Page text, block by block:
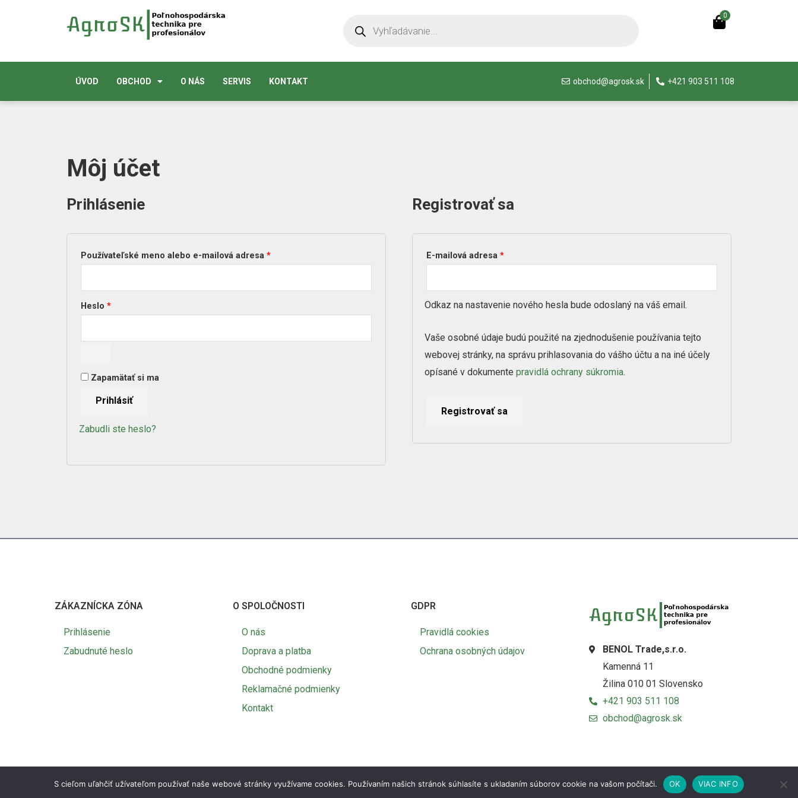
0
ÚVOD OBCHOD O NÁS SERVIS KONTAKT obchod@agrosk.sk +421 903 511 108
Môj účet
Prihlásenie
Používateľské meno alebo e-mailová adresa *
Heslo *
Zapamätať si ma
Prihlásiť
Zabudli ste heslo?
Registrovať sa
E-mailová adresa*
Odkaz na nastavenie nového hesla bude odoslaný na váš email.
Vaše osobné údaje budú použité na zjednodušenie používania tejto
webovej stránky, na správu prihlasovania do vášho účtu a na iné účely
opísané v dokumentepravidlá ochrany súkromia.
Registrovať sa
ZÁKAZNÍCKA ZÓNA
Prihlásenie
Zabudnuté heslo
O SPOLOČNOSTI
O nás
Doprava a platba
Obchodné podmienky
Reklamačné podmienky
Kontakt
GDPR
Pravidlá cookies
Ochrana osobných údajov
BENOL Trade,s.r.o.
Kamenná 11
Žilina 010 01 Slovensko
+421 903 511 108
obchod@agrosk.sk
© 2026 Agro SK | Marketing LiteTvorba e-shopov
S cieľom uľahčiť užívateľom používať naše webové stránky využívame cookies. Používaním našich stránok súhlasíte s ukladaním súborov cookie na vašom počítači. OK VIAC INFO